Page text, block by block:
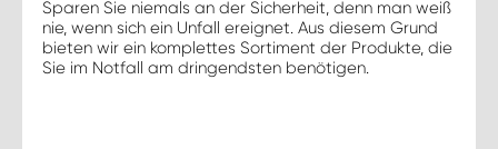
Sparen Sie niemals an der Sicherheit, denn man weiß
nie, wenn sich ein Unfall ereignet. Aus diesem Grund
bieten wir ein komplettes Sortiment der Produkte, die
Sie im Notfall am dringendsten benötigen.